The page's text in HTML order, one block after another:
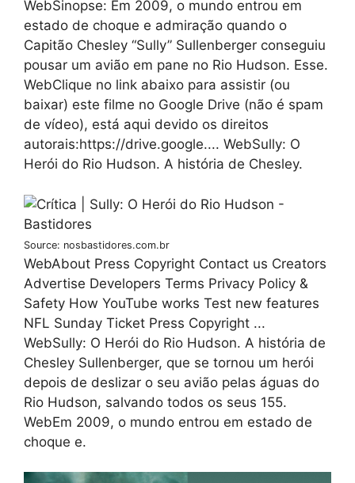
WebSinopse: Em 2009, o mundo entrou em
estado de choque e admiração quando o
Capitão Chesley “Sully” Sullenberger conseguiu
pousar um avião em pane no Rio Hudson. Esse.
WebClique no link abaixo para assistir (ou
baixar) este filme no Google Drive (não é spam
de vídeo), está aqui devido os direitos
autorais:https://drive.google.... WebSully: O
Herói do Rio Hudson. A história de Chesley.
Source: nosbastidores.com.br
WebAbout Press Copyright Contact us Creators
Advertise Developers Terms Privacy Policy &
Safety How YouTube works Test new features
NFL Sunday Ticket Press Copyright ...
WebSully: O Herói do Rio Hudson. A história de
Chesley Sullenberger, que se tornou um herói
depois de deslizar o seu avião pelas águas do
Rio Hudson, salvando todos os seus 155.
WebEm 2009, o mundo entrou em estado de
choque e.